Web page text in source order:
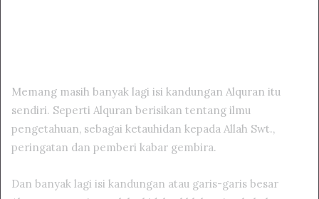
Memang masih banyak lagi isi kandungan Alquran itu
sendiri. Seperti Alquran berisikan tentang ilmu
pengetahuan, sebagai ketauhidan kepada Allah Swt.,
peringatan dan pemberi kabar gembira.
Dan banyak lagi isi kandungan atau garis-garis besar